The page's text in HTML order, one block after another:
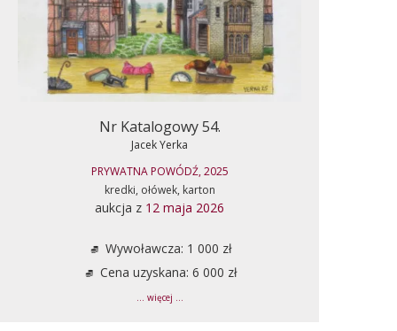
Nr Katalogowy 54.
Jacek Yerka
PRYWATNA POWÓDŹ, 2025
kredki, ołówek, karton
aukcja z 12 maja 2026
Wywoławcza: 1 000 zł
Cena uzyskana: 6 000 zł
... więcej ...